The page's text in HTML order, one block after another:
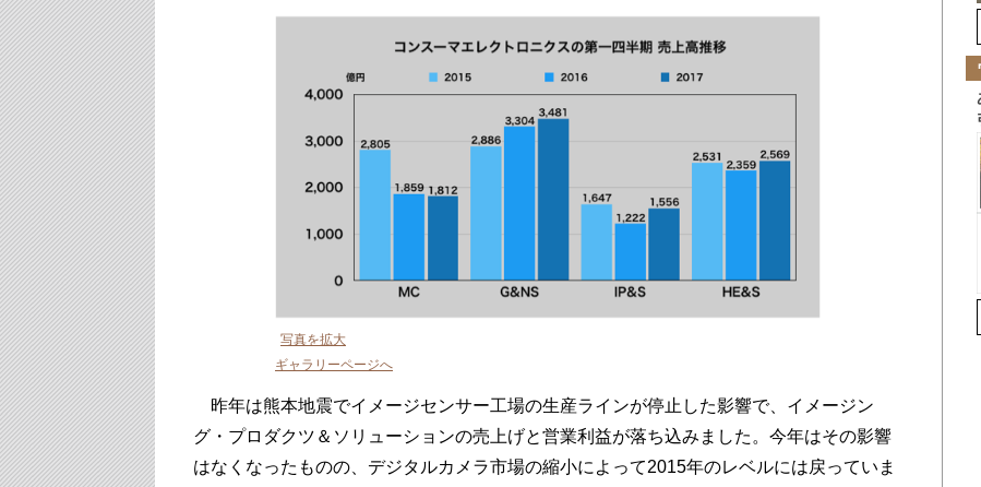
写真を拡大
ギャラリーページへ
昨年は熊本地震でイメージセンサー工場の生産ラインが停止した影響で、イメージン
グ・プロダクツ＆ソリューションの売上げと営業利益が落ち込みました。今年はその影響
はなくなったものの、デジタルカメラ市場の縮小によって2015年のレベルには戻っていま